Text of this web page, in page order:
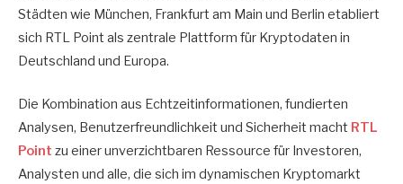
Städten wie München, Frankfurt am Main und Berlin etabliert
sich RTL Point als zentrale Plattform für Kryptodaten in
Deutschland und Europa.
Die Kombination aus Echtzeitinformationen, fundierten
Analysen, Benutzerfreundlichkeit und Sicherheit macht RTL
Point zu einer unverzichtbaren Ressource für Investoren,
Analysten und alle, die sich im dynamischen Kryptomarkt